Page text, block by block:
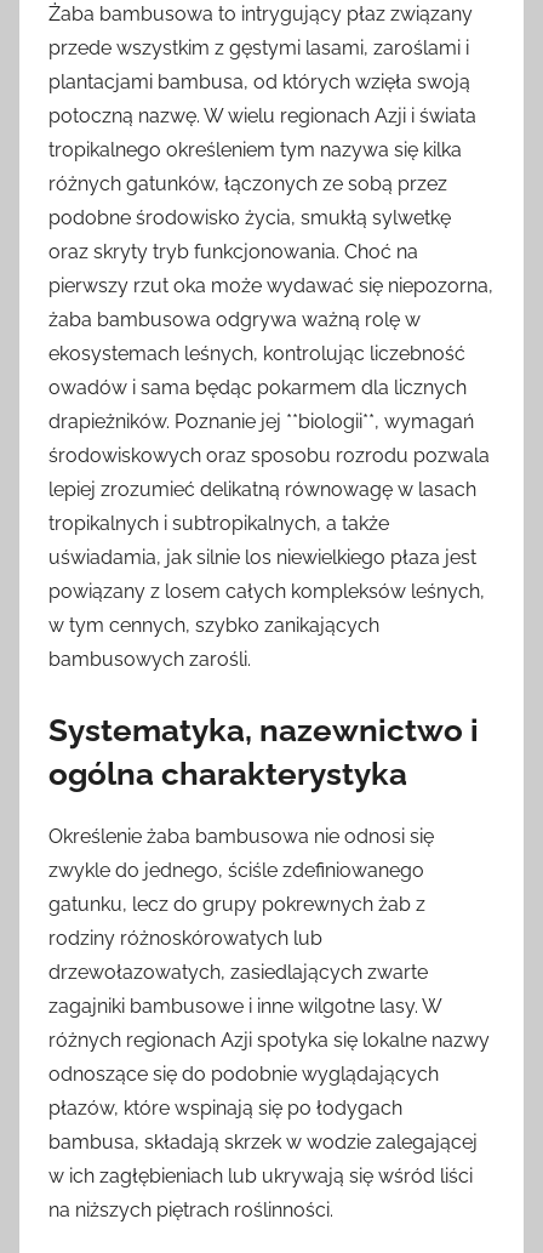
z
e
z
Żaba bambusowa to intrygujący płaz związany
przede wszystkim z gęstymi lasami, zaroślami i
plantacjami bambusa, od których wzięła swoją
potoczną nazwę. W wielu regionach Azji i świata
tropikalnego określeniem tym nazywa się kilka
różnych gatunków, łączonych ze sobą przez
podobne środowisko życia, smukłą sylwetkę
oraz skryty tryb funkcjonowania. Choć na
pierwszy rzut oka może wydawać się niepozorna,
żaba bambusowa odgrywa ważną rolę w
ekosystemach leśnych, kontrolując liczebność
owadów i sama będąc pokarmem dla licznych
drapieżników. Poznanie jej **biologii**, wymagań
środowiskowych oraz sposobu rozrodu pozwala
lepiej zrozumieć delikatną równowagę w lasach
tropikalnych i subtropikalnych, a także
uświadamia, jak silnie los niewielkiego płaza jest
powiązany z losem całych kompleksów leśnych,
w tym cennych, szybko zanikających
bambusowych zarośli.
Systematyka, nazewnictwo i
ogólna charakterystyka
Określenie żaba bambusowa nie odnosi się
zwykle do jednego, ściśle zdefiniowanego
gatunku, lecz do grupy pokrewnych żab z
rodziny różnoskórowatych lub
drzewołazowatych, zasiedlających zwarte
zagajniki bambusowe i inne wilgotne lasy. W
różnych regionach Azji spotyka się lokalne nazwy
odnoszące się do podobnie wyglądających
płazów, które wspinają się po łodygach
bambusa, składają skrzek w wodzie zalegającej
w ich zagłębieniach lub ukrywają się wśród liści
na niższych piętrach roślinności.